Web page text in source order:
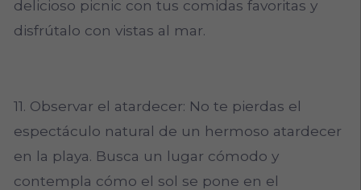
delicioso picnic con tus comidas favoritas y
disfrútalo con vistas al mar.
11. Observar el atardecer: No te pierdas el
espectáculo natural de un hermoso atardecer
en la playa. Busca un lugar cómodo y
contempla cómo el sol se pone en el